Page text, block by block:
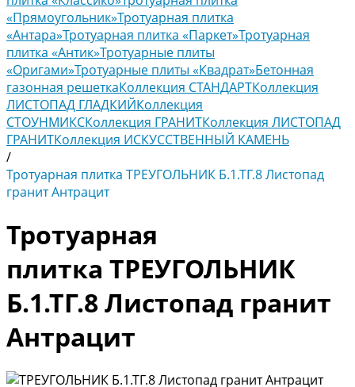
«Прямоугольник»Тротуарная плитка
«Антара»Тротуарная плитка «Паркет»Тротуарная
плитка «Антик»Тротуарные плиты
«Оригами»Тротуарные плиты «Квадрат»Бетонная
газонная решеткаКоллекция СТАНДАРТКоллекция
ЛИСТОПАД ГЛАДКИЙКоллекция
СТОУНМИКСКоллекция ГРАНИТКоллекция ЛИСТОПАД
ГРАНИТКоллекция ИСКУССТВЕННЫЙ КАМЕНЬ
/
Тротуарная плитка ТРЕУГОЛЬНИК Б.1.ТГ.8 Листопад
гранит Антрацит
Тротуарная
плитка ТРЕУГОЛЬНИК
Б.1.ТГ.8 Листопад гранит
Антрацит